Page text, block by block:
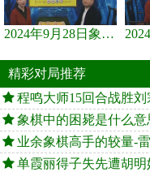
2024年9月28日象棋世界栏目，刘君、蒋川讲解了第九届杨官璘杯象棋...
精彩对局推荐
程鸣大师15回合战胜
象棋中的困毙是什么
业余象棋高手的较量-
单霞丽得子失先遭胡